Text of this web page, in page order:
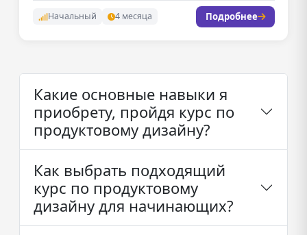
Начальный 4 месяца Подробнее
Какие основные навыки я
приобрету, пройдя курс по
продуктовому дизайну?
Как выбрать подходящий
курс по продуктовому
дизайну для начинающих?